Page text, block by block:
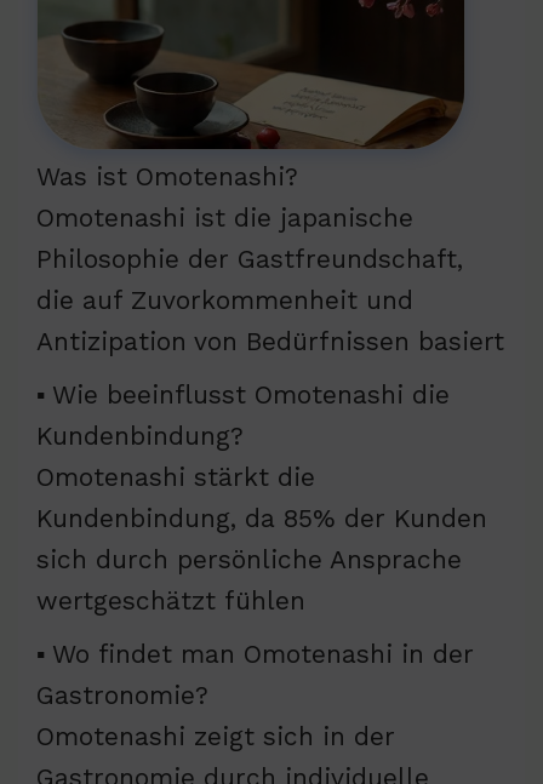
Was ist Omotenashi?
Omotenashi ist die japanische
Philosophie der Gastfreundschaft,
die auf Zuvorkommenheit und
Antizipation von Bedürfnissen basiert
▪ Wie beeinflusst Omotenashi die
Kundenbindung?
Omotenashi stärkt die
Kundenbindung, da 85% der Kunden
sich durch persönliche Ansprache
wertgeschätzt fühlen
▪ Wo findet man Omotenashi in der
Gastronomie?
Omotenashi zeigt sich in der
Gastronomie durch individuelle